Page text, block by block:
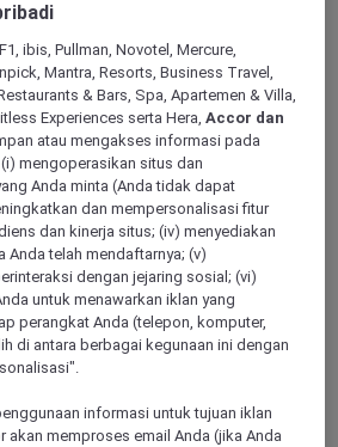
ibis, Pullman, Novotel, Mercure,
Mantra, Resorts, Business Travel,
& Bars, Spa, Apartemen & Villa,
Experiences serta Hera,Accor dan
atau mengakses informasi pada
mengoperasikan situs dan
Anda minta (Anda tidak dapat
dan mempersonalisasi fitur
dan kinerja situs; (iv) menyediakan
Anda telah mendaftarnya; (v)
dengan jejaring sosial; (vi)
untuk menawarkan iklan yang
perangkat Anda (telepon, komputer,
di antara berbagai kegunaan ini dengan
informasi untuk tujuan iklan
akan memproses email Anda (jika Anda